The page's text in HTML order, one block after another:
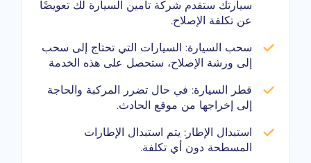
سيارتك ستقدم شركة تأمين السيارة لك تعويضًا
عن تكلفة الإصلاح.
سحب السيارة: السيارات التي تحتاج إلى سحب
إلى ورشة الإصلاح، ستحصل على هذه الخدمة
قطر السيارة: في حال تضرر المركبة والحاجة
إلى إخراجها من موقع الحادث.
استبدال الإطار: يتم استبدال الإطارات
المسطحة دون أي تكلفة.